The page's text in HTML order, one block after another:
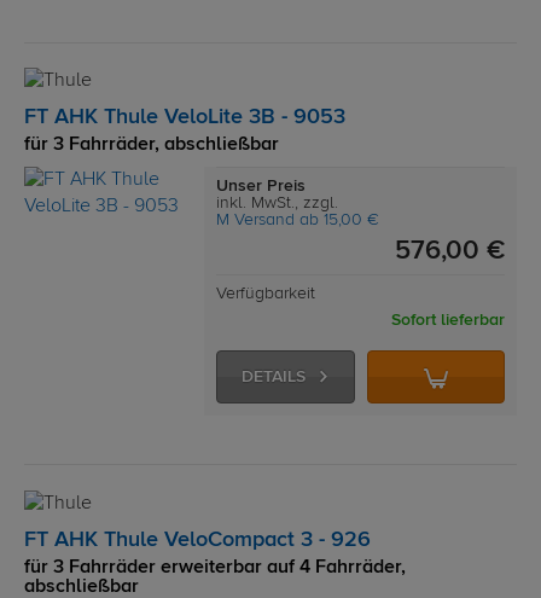
FT AHK Thule VeloLite 3B - 9053
für 3 Fahrräder, abschließbar
Unser Preis
inkl. MwSt., zzgl.
M Versand ab 15,00 €
576,00 €
Verfügbarkeit
Sofort lieferbar
DETAILS
FT AHK Thule VeloCompact 3 - 926
für 3 Fahrräder erweiterbar auf 4 Fahrräder,
abschließbar